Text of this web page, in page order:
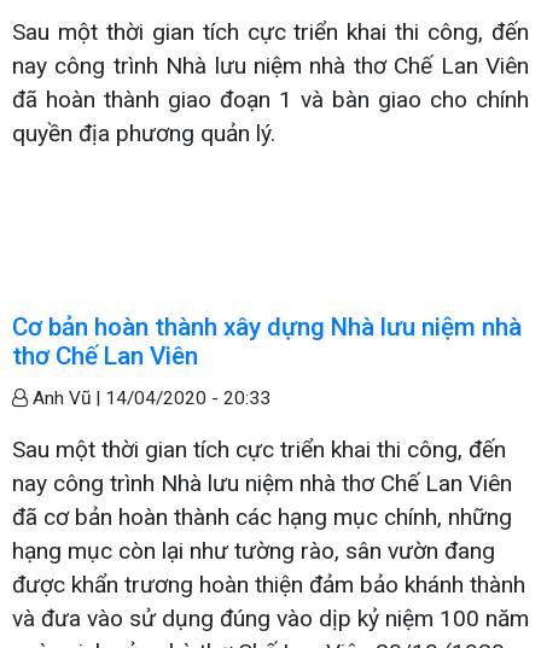
Sau một thời gian tích cực triển khai thi công, đến
nay công trình Nhà lưu niệm nhà thơ Chế Lan Viên
đã hoàn thành giao đoạn 1 và bàn giao cho chính
quyền địa phương quản lý.
Cơ bản hoàn thành xây dựng Nhà lưu niệm nhà
thơ Chế Lan Viên
Anh Vũ | 14/04/2020 - 20:33
Sau một thời gian tích cực triển khai thi công, đến
nay công trình Nhà lưu niệm nhà thơ Chế Lan Viên
đã cơ bản hoàn thành các hạng mục chính, những
hạng mục còn lại như tường rào, sân vườn đang
được khẩn trương hoàn thiện đảm bảo khánh thành
và đưa vào sử dụng đúng vào dịp kỷ niệm 100 năm